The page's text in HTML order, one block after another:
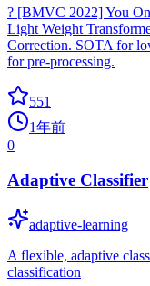
? [BMVC 2022] You
Light Weight
Correction. SOTA for
for pre-processing.
551
1年前
0
Adaptive Classifier
adaptive-learning
A flexible, adaptive
classification